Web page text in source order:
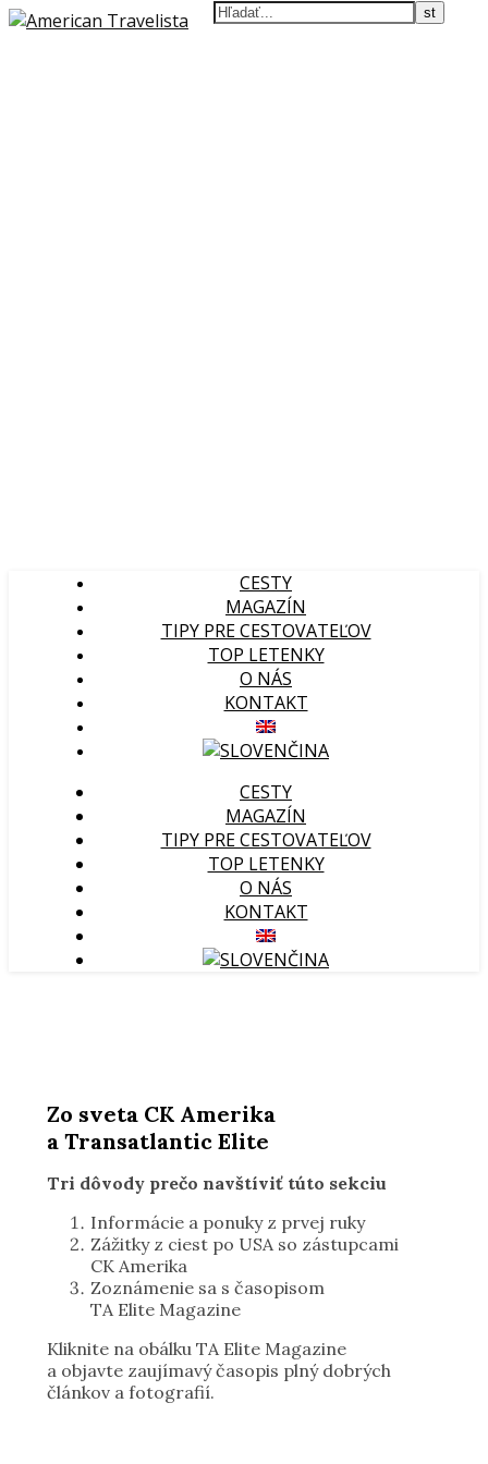
CESTY
MAGAZÍN
TIPY PRE CESTOVATEĽOV
TOP LETENKY
O NÁS
KONTAKT
CESTY
MAGAZÍN
TIPY PRE CESTOVATEĽOV
TOP LETENKY
O NÁS
KONTAKT
Zo sveta CK Amerika
a Transatlantic Elite
Tri dôvody prečo navštíviť túto sekciu
Informácie a ponuky z prvej ruky
Zážitky z ciest po USA so zástupcami
CK Amerika
Zoznámenie sa s časopisom
TA Elite Magazine
Kliknite na obálku TA Elite Magazine
a objavte zaujímavý časopis plný dobrých
článkov a fotografií.